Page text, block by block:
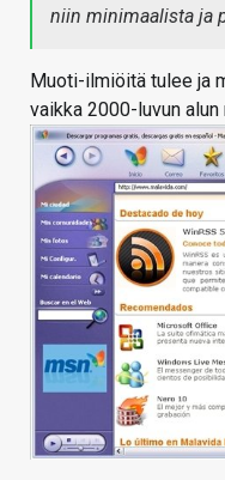
niin minimaalista ja
Muoti-ilmiöitä tulee ja
vaikka 2000-luvun